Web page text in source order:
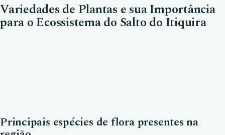
Variedades de Plantas e sua Importância
para o Ecossistema do Salto do Itiquira
Principais espécies de flora presentes na